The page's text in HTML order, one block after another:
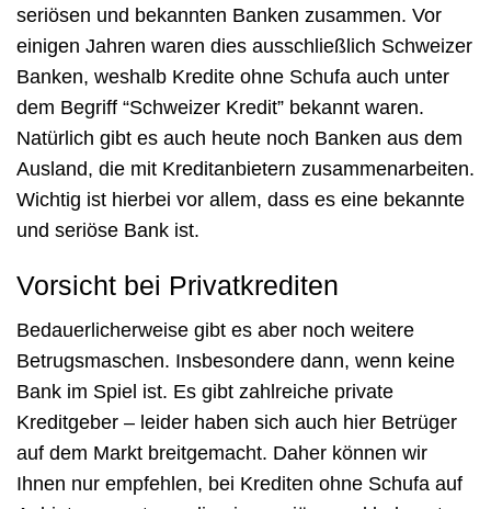
seriösen und bekannten Banken zusammen. Vor
einigen Jahren waren dies ausschließlich Schweizer
Banken, weshalb Kredite ohne Schufa auch unter
dem Begriff “Schweizer Kredit” bekannt waren.
Natürlich gibt es auch heute noch Banken aus dem
Ausland, die mit Kreditanbietern zusammenarbeiten.
Wichtig ist hierbei vor allem, dass es eine bekannte
und seriöse Bank ist.
Vorsicht bei Privatkrediten
Bedauerlicherweise gibt es aber noch weitere
Betrugsmaschen. Insbesondere dann, wenn keine
Bank im Spiel ist. Es gibt zahlreiche private
Kreditgeber – leider haben sich auch hier Betrüger
auf dem Markt breitgemacht. Daher können wir
Ihnen nur empfehlen, bei Krediten ohne Schufa auf